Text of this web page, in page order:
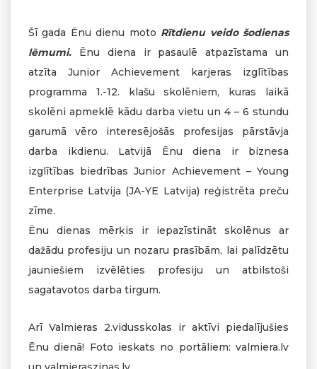
Šī gada Ēnu dienu moto Rītdienu veido šodienas
lēmumi. Ēnu diena ir pasaulē atpazīstama un
atzīta Junior Achievement karjeras izglītības
programma 1.-12. klašu skolēniem, kuras laikā
skolēni apmeklē kādu darba vietu un 4 – 6 stundu
garumā vēro interesējošās profesijas pārstāvja
darba ikdienu. Latvijā Ēnu diena ir biznesa
izglītības biedrības Junior Achievement – Young
Enterprise Latvija (JA-YE Latvija) reģistrēta preču
zīme.
Ēnu dienas mērķis ir iepazīstināt skolēnus ar
dažādu profesiju un nozaru prasībām, lai palīdzētu
jauniešiem izvēlēties profesiju un atbilstoši
sagatavotos darba tirgum.
Arī Valmieras 2.vidusskolas ir aktīvi piedalījušies
Ēnu dienā! Foto ieskats no portāliem: valmiera.lv